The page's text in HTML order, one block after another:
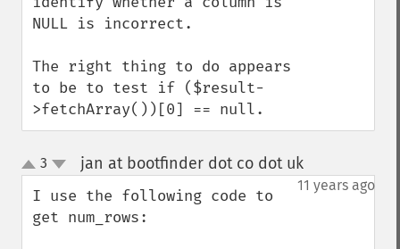
NULL is incorrect.
The right thing to do appears
to be to test if ($result-
>fetchArray())[0] == null.
up
down
3 jan at bootfinder dot co dot uk¶
11 years ago
I use the following code to
get num_rows: